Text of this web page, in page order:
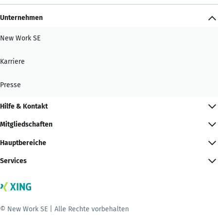
Unternehmen
New Work SE
Karriere
Presse
Hilfe & Kontakt
Mitgliedschaften
Hauptbereiche
Services
© New Work SE | Alle Rechte vorbehalten